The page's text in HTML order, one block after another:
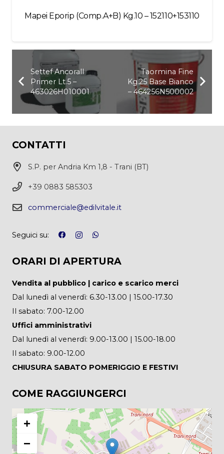
Mapei Eporip (Comp.A+B) Kg.10 – 152110+153110
Settef Ancorall
Primer Lt.5 –
463026H010001
Taormina Fine
Kg.25 Base Bianco
– 464256N500002
CONTATTI
S.P. per Andria Km 1,8 - Trani (BT)
+39 0883 585303
commerciale@edilvitale.it
Seguici su:
ORARI DI APERTURA
Vendita al pubblico | carico e scarico merci
Dal lunedì al venerdì: 6.30-13.00 | 15.00-17.30
Il sabato: 7.00-12.00
Uffici amministrativi
Dal lunedì al venerdì: 9.00-13.00 | 15.00-18.00
Il sabato: 9.00-12.00
CHIUSURA SABATO POMERIGGIO E FESTIVI
COME RAGGIUNGERCI
+
−